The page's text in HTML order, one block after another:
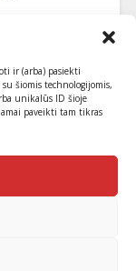
ir (arba) pasiekti
šiomis technologijomis,
unikalūs ID šioje
paveikti tam tikras